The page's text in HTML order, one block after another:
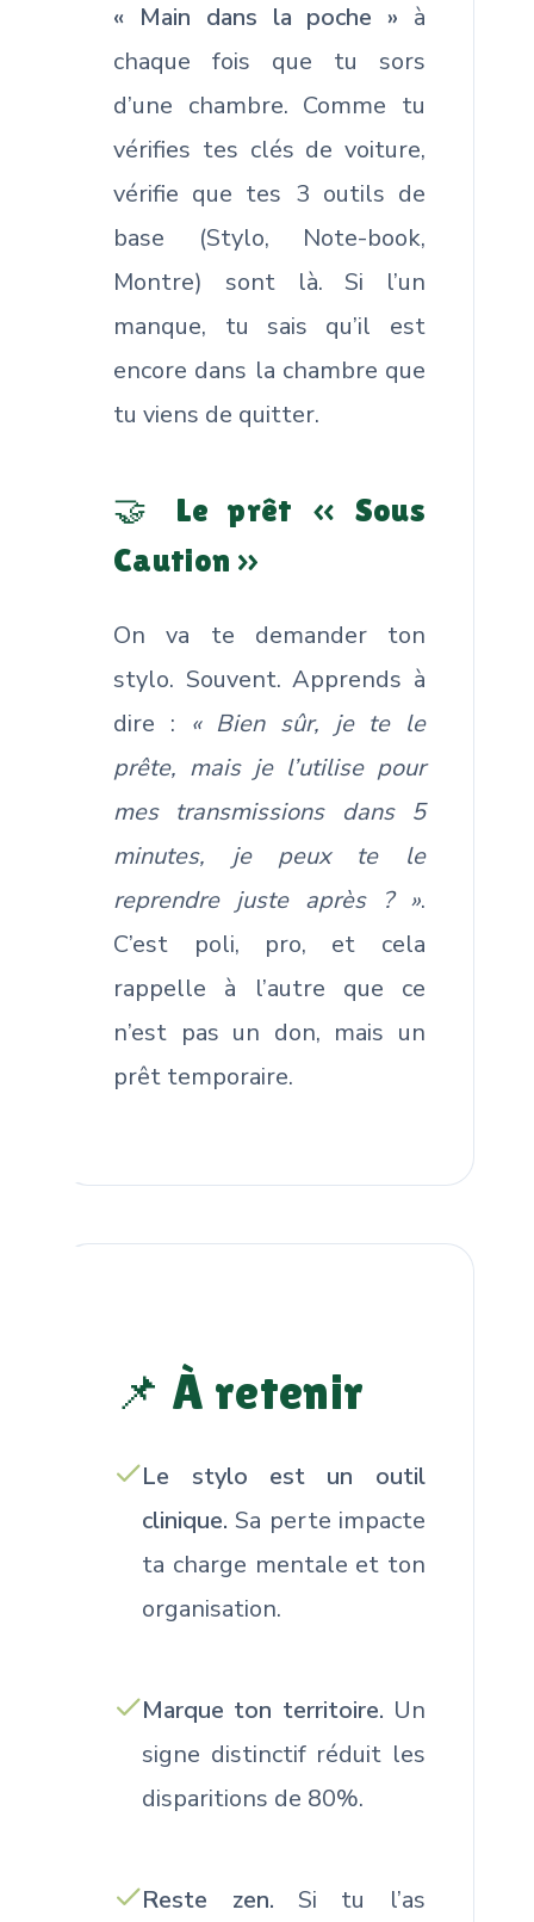
« Main dans la poche » à
chaque fois que tu sors
d’une chambre. Comme tu
vérifies tes clés de voiture,
vérifie que tes 3 outils de
base (Stylo, Note-book,
Montre) sont là. Si l’un
manque, tu sais qu’il est
encore dans la chambre que
tu viens de quitter.
🤝 Le prêt « Sous
Caution »
On va te demander ton
stylo. Souvent. Apprends à
dire : « Bien sûr, je te le
prête, mais je l’utilise pour
mes transmissions dans 5
minutes, je peux te le
reprendre juste après ? ».
C’est poli, pro, et cela
rappelle à l’autre que ce
n’est pas un don, mais un
prêt temporaire.
📌 À retenir
Le stylo est un outil
clinique. Sa perte impacte
ta charge mentale et ton
organisation.
Marque ton territoire. Un
signe distinctif réduit les
disparitions de 80%.
Reste zen. Si tu l’as